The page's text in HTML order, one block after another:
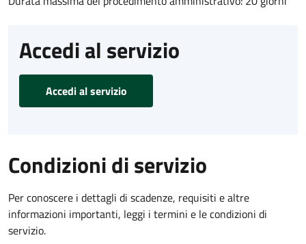
Accedi al servizio
Accedi al servizio
Condizioni di servizio
Per conoscere i dettagli di scadenze, requisiti e altre
informazioni importanti, leggi i termini e le condizioni di
servizio.